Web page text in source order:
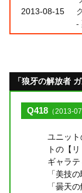
2013-08-15
-
「狼牙の解放者
Q418 （2013-
ユニッ
トの【
ギャラテ
「美技
「曇天